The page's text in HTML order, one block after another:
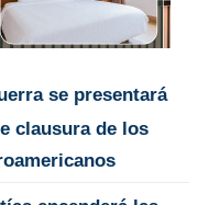
se presentará
clausura de los